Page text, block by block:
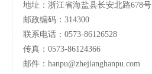
地址：浙江省海盐县长安北路678号
邮政编码：314300
联系电话：0573-86126528
传真：0573-86124366
邮件：hanpu@zhejianghanpu.com